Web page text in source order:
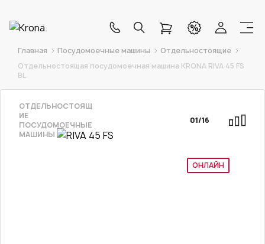
Главная Посудомоечные машины
Отдельностоящие
Отдельностоящая посудомоечная машина KRONA RIVA 45 FS
BL
ОНЛАЙН
ОТДЕЛЬНОСТОЯЩ
ИЕ
ПОСУДОМОЕЧНЫЕ
МАШИНЫ
01/16